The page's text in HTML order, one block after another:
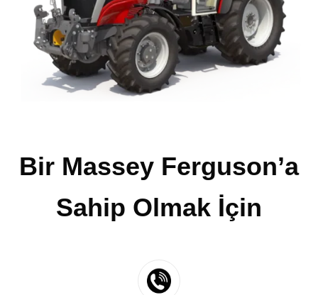
Bir Massey Ferguson’a
Sahip Olmak İçin